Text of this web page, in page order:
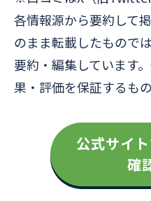
各情報源から要約して
のまま転載したもので
要約・編集しています
果・評価を保証するも
公式サイ
確